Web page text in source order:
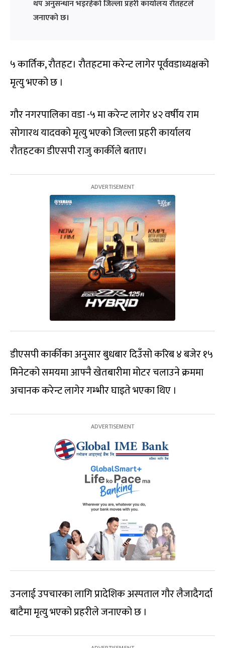
थप अनुसन्धान भइरहेको जिल्ला प्रहरी कार्यालय रौतहटले
जनाएको छ।
५ कार्तिक, रौतहट। रौतहटमा करेन्ट लागेर पूर्ववडाध्यक्षको
मृत्यु भएको छ ।
गौर नगरपालिका वडा -५ मा करेन्ट लागेर ४२ वर्षीय राम
सोगारथ यादवको मृत्यु भएको जिल्ला प्रहरी कार्यालय
रौतहटका डीएसपी राजु कार्कीले बताए।
डीएसपी कार्कीका अनुसार बुधबार दिउँसो करिब ४ बजेर १५
मिनेटको समयमा आफ्नै खेतबारीमा मोटर चलाउने क्रममा
अचानक करेन्ट लागेर गम्भीर घाइते भएका थिए ।
उनलाई उपचारका लागि प्रादेशिक अस्पताल गौर लैजादैगर्दा
बाटैमा मृत्यु भएको प्रहरीले जनाएको छ ।